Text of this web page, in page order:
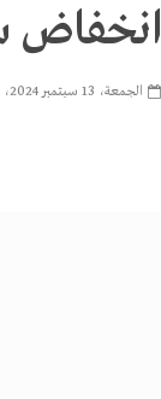
انخفاض
الجمعة، 13 سبتمبر 2024، 3:06 ص